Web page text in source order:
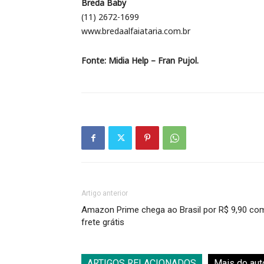
Breda Baby
(11) 2672-1699
www.bredaalfaiataria.com.br
Fonte: Midia Help – Fran Pujol.
Artigo anterior
Amazon Prime chega ao Brasil por R$ 9,90
frete grátis